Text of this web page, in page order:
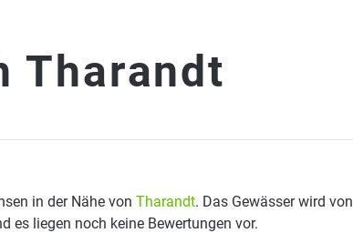
Tharandt
in der Nähe von Tharandt. Das Gewässer wird von
es liegen noch keine Bewertungen vor.